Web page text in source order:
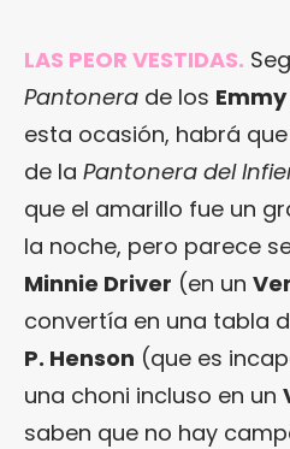
LAS PEOR VESTIDAS.
Pantonera de los Emmy
esta ocasión, habrá
de la Pantonera del
que el amarillo fue un
la noche, pero parece
Minnie Driver (en un
convertía en una tabla
P. Henson (que es
una choni incluso en un
saben que no hay